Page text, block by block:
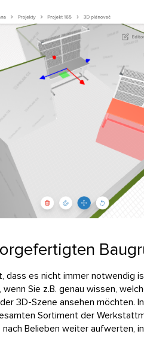
dass es nicht immer notwendig
Sie z.B. genau wissen,
3D-Szene ansehen möchten.
Sortiment der
nach Belieben weiter aufwerten,